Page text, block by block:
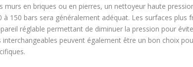
murs en briques ou en pierres, un nettoyeur haute
à 150 bars sera généralement adéquat. Les surfaces plus
réglable permettant de diminuer la pression pour
interchangeables peuvent également être un bon choix